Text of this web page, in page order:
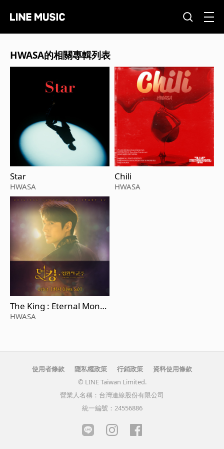
HWASA的相關專輯列表
Star
HWASA
Chili
HWASA
The King : Eternal Monar
ch, Pt. 2 (Original Televisi
HWASA
使用者條款 隱私權政策 行銷政策
資料使用條款
© LINE Taiwan Limited.
營業人名稱：台灣連線股份有限公司
統一編號：24556886